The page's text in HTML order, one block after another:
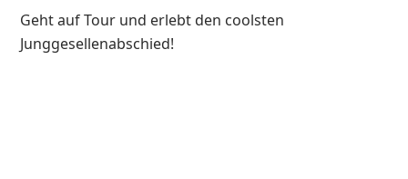
Geht auf Tour und erlebt den coolsten
Junggesellenabschied!